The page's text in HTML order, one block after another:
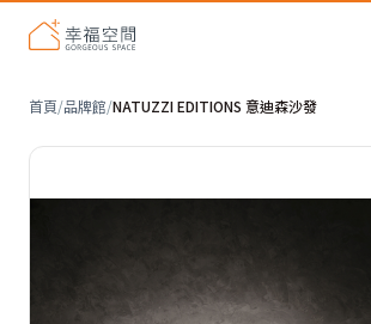
首頁/品牌館/NATUZZI EDITIONS 意迪森沙發